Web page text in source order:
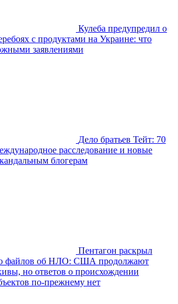
Кулеба предупредил о
с продуктами на Украине: что
заявлениями
Дело братьев Тейт: 70
расследование и новые
блогерам
Пентагон раскрыл
файлов об НЛО: США продолжают
но ответов о происхождении
по-прежнему нет